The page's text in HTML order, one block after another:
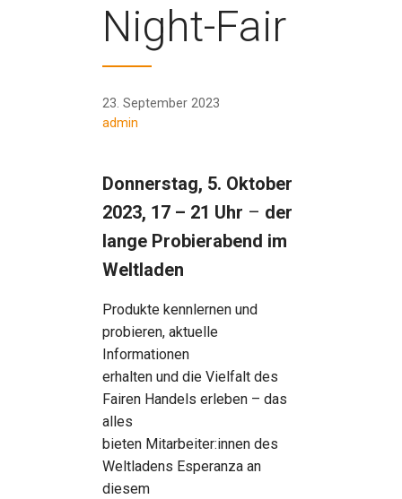
Night-Fair
23. September 2023
admin
Donnerstag, 5. Oktober
2023, 17 – 21 Uhr – der
lange Probierabend im
Weltladen
Produkte kennlernen und
probieren, aktuelle
Informationen
erhalten und die Vielfalt des
Fairen Handels erleben – das
alles
bieten Mitarbeiter:innen des
Weltladens Esperanza an
diesem